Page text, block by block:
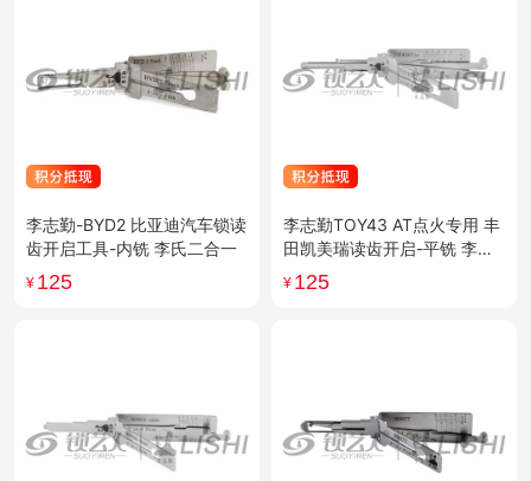
李志勤-BYD2 比亚迪汽车锁读
齿开启工具-内铣 李氏二合一
¥ 125
李志勤TOY43 AT点火专用 丰
田凯美瑞读齿开启-平铣 李氏
二合一
¥ 125